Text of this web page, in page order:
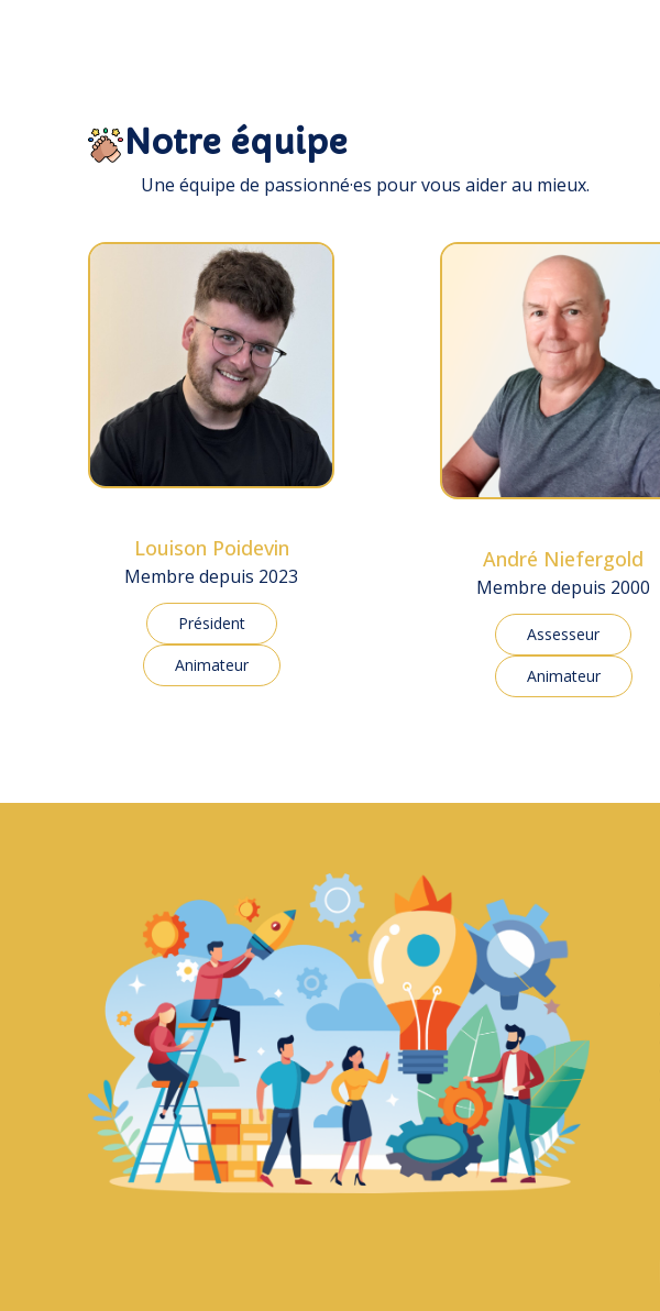
Notre équipe
Une équipe de passionné·es pour vous aider au mieux.
Louison Poidevin
Membre depuis 2023
Président
Animateur
André Niefergold
Membre depuis 2000
Assesseur
Animateur